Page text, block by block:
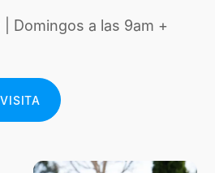
Domingos a las 9am +